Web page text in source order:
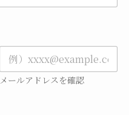
メールアドレスを確認